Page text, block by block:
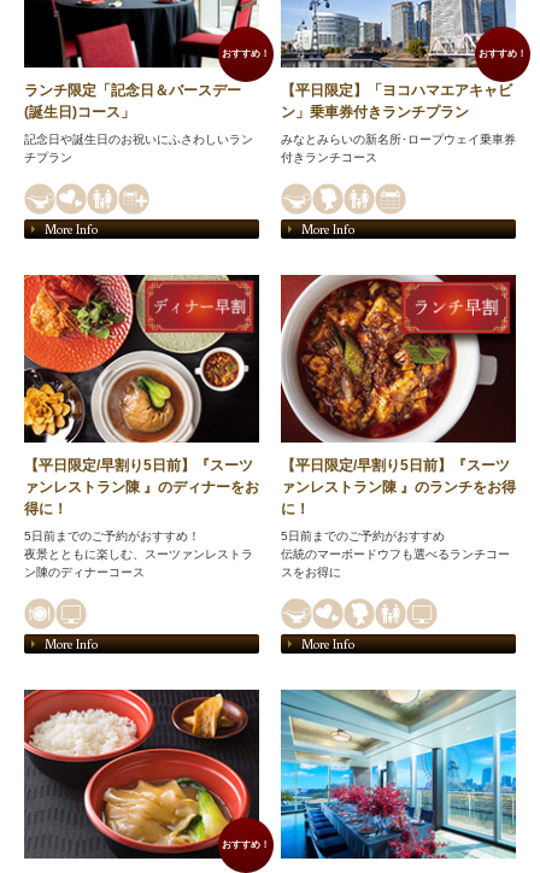
おすすめ！
ランチ限定「記念日＆バースデー
(誕生日)コース」
記念日や誕生日のお祝いにふさわしいラン
チプラン
More Info
おすすめ！
【平日限定】「ヨコハマエアキャビ
ン」乗車券付きランチプラン
みなとみらいの新名所･ロープウェイ乗車券
付きランチコース
More Info
【平日限定/早割り5日前】『スーツ
ァンレストラン陳 』のディナーをお
得に！
5日前までのご予約がおすすめ！
夜景とともに楽しむ、スーツァンレストラ
ン陳のディナーコース
More Info
【平日限定/早割り5日前】『スーツ
ァンレストラン陳 』のランチをお得
に！
5日前までのご予約がおすすめ
伝統のマーボードウフも選べるランチコー
スをお得に
More Info
おすすめ！